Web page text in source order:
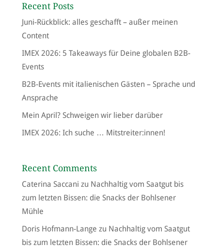
Recent Posts
Juni-Rückblick: alles geschafft – außer meinen
Content
IMEX 2026: 5 Takeaways für Deine globalen B2B-
Events
B2B-Events mit italienischen Gästen – Sprache und
Ansprache
Mein April? Schweigen wir lieber darüber
IMEX 2026: Ich suche … Mitstreiter:innen!
Recent Comments
Caterina Saccani zu Nachhaltig vom Saatgut bis
zum letzten Bissen: die Snacks der Bohlsener
Mühle
Doris Hofmann-Lange zu Nachhaltig vom Saatgut
bis zum letzten Bissen: die Snacks der Bohlsener